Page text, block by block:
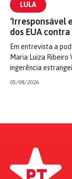
LULA
‘Irresponsável
dos EUA
Em entrevista a
Maria Luiza
ingerência
05/08/2026